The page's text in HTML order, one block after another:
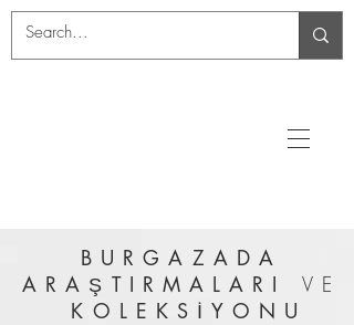
BURGAZADA
ARAŞTIRMALARI VE
KOLEKSİYONU